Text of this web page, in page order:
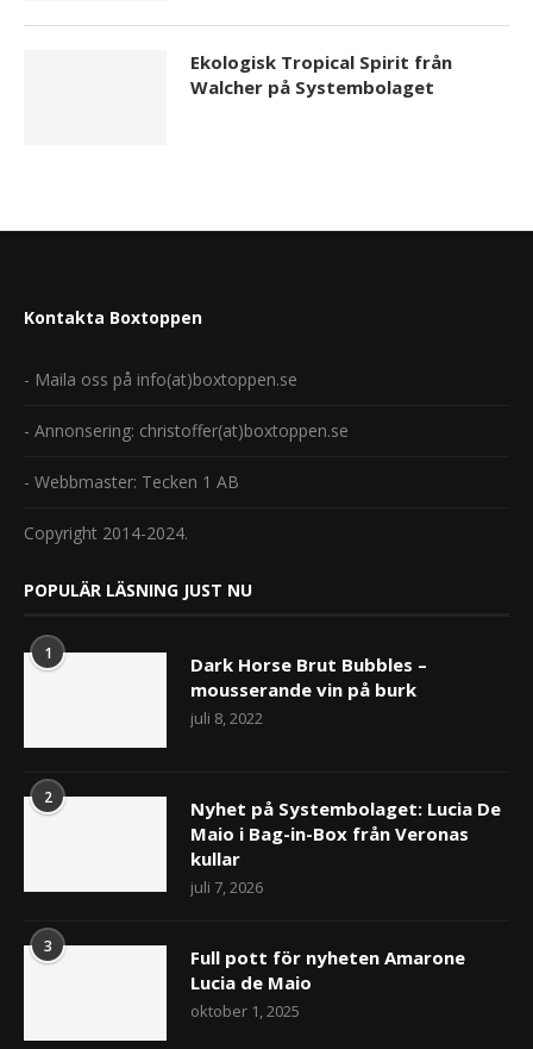
Ekologisk Tropical Spirit från
Walcher på Systembolaget
Kontakta Boxtoppen
- Maila oss på info(at)boxtoppen.se
- Annonsering: christoffer(at)boxtoppen.se
- Webbmaster: Tecken 1 AB
Copyright 2014-2024.
POPULÄR LÄSNING JUST NU
1
Dark Horse Brut Bubbles –
mousserande vin på burk
juli 8, 2022
2
Nyhet på Systembolaget: Lucia De
Maio i Bag-in-Box från Veronas
kullar
juli 7, 2026
3
Full pott för nyheten Amarone
Lucia de Maio
oktober 1, 2025